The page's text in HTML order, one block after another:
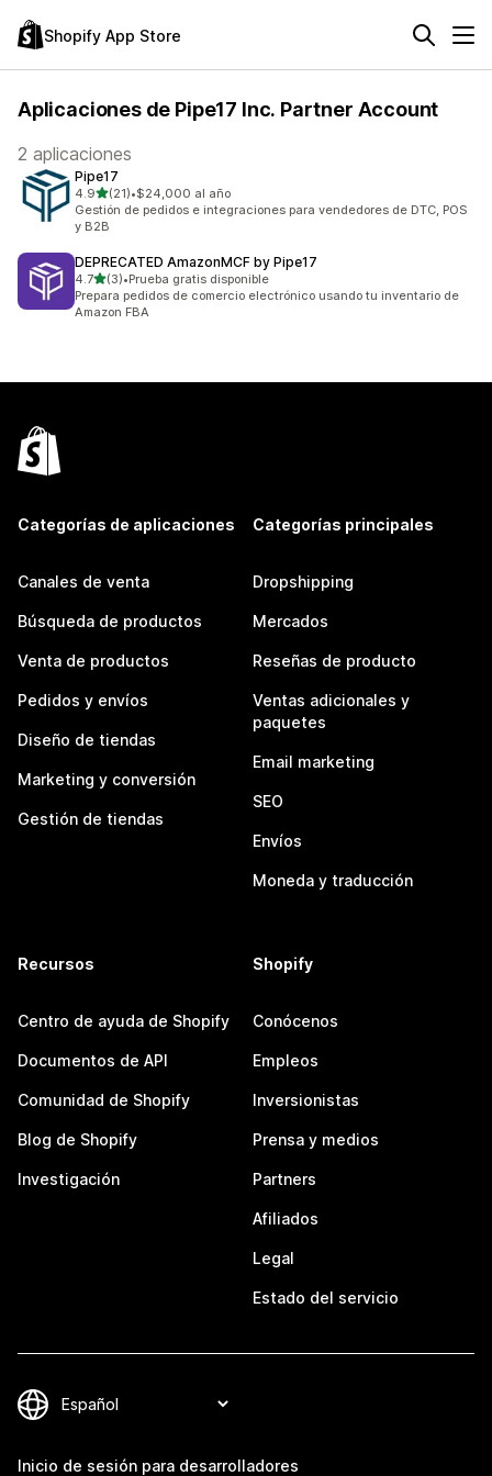
Shopify App Store
Aplicaciones de Pipe17 Inc. Partner Account
2 aplicaciones
Pipe17
4.9de 5 estrellas
(21)
21 reseñas en total
•$24,000 al año
Gestión de pedidos e integraciones para vendedores de DTC, POS
y B2B
DEPRECATED AmazonMCF by Pipe17
4.7de 5 estrellas
(3)
3 reseñas en total
•Prueba gratis disponible
Prepara pedidos de comercio electrónico usando tu inventario de
Amazon FBA
Categorías de aplicaciones
Canales de venta
Búsqueda de productos
Venta de productos
Pedidos y envíos
Diseño de tiendas
Marketing y conversión
Gestión de tiendas
Categorías principales
Dropshipping
Mercados
Reseñas de producto
Ventas adicionales y
paquetes
Email marketing
SEO
Envíos
Moneda y traducción
Recursos
Centro de ayuda de Shopify
Documentos de API
Comunidad de Shopify
Blog de Shopify
Investigación
Shopify
Conócenos
Empleos
Inversionistas
Prensa y medios
Partners
Afiliados
Legal
Estado del servicio
Inicio de sesión para desarrolladores